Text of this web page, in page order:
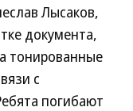
Лысаков,
документа,
тонированные
с
погибают